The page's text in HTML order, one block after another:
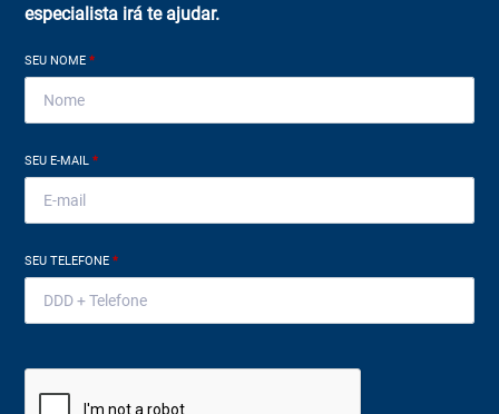
especialista irá te ajudar.
SEU NOME*
SEU E-MAIL*
SEU TELEFONE*